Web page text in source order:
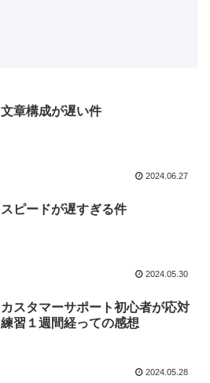
文章構成が遅い件
2024.06.27
スピードが遅すぎる件
2024.05.30
カスタマーサポート初心者が応対
練習１週間経っての感想
2024.05.28